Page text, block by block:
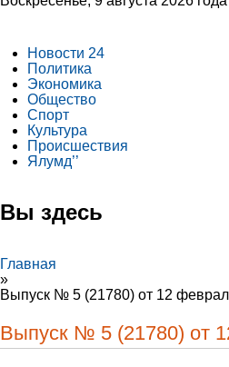
Новости 24
Политика
Экономика
Общество
Спорт
Культура
Происшествия
Ялумд’’
Вы здесь
Главная
»
Выпуск № 5 (21780) от 12
Выпуск № 5 (21780) от